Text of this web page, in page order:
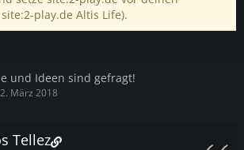
play.de Altis Life).
und Ideen sind gefragt!
2. März 2018
Tellez